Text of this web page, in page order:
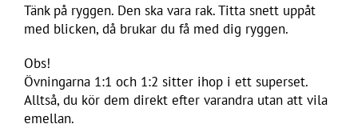
Tänk på ryggen. Den ska vara rak. Titta snett uppåt
med blicken, då brukar du få med dig ryggen.
Obs!
Övningarna 1:1 och 1:2 sitter ihop i ett superset.
Alltså, du kör dem direkt efter varandra utan att vila
emellan.